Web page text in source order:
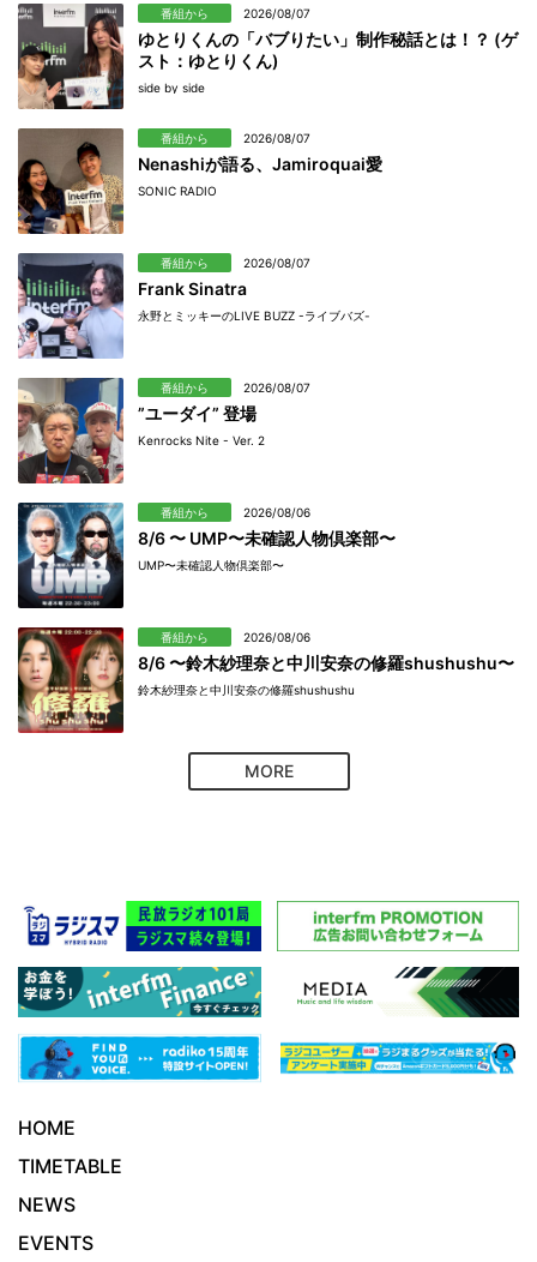
番組から 2026/08/07
ゆとりくんの「バブりたい」制作秘話とは！？ (ゲ
スト：ゆとりくん)
side by side
番組から 2026/08/07
Nenashiが語る、Jamiroquai愛
SONIC RADIO
番組から 2026/08/07
Frank Sinatra
永野とミッキーのLIVE BUZZ -ライブバズ-
番組から 2026/08/07
”ユーダイ” 登場
Kenrocks Nite - Ver. 2
番組から 2026/08/06
8/6 〜 UMP〜未確認人物倶楽部〜
UMP〜未確認人物倶楽部〜
番組から 2026/08/06
8/6 〜鈴木紗理奈と中川安奈の修羅shushushu〜
鈴木紗理奈と中川安奈の修羅shushushu
MORE
HOME
TIMETABLE
NEWS
EVENTS